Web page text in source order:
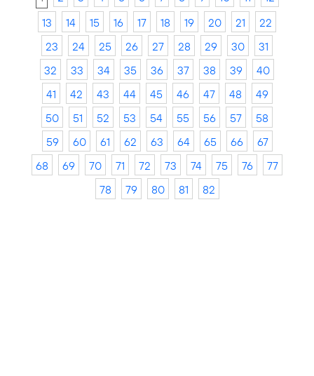
13
14 15 16 17 18 19 20 21
22
23
24 25 26 27 28 29 30
31
32
33 34 35 36 37 38 39
40
41
42 43 44 45 46 47 48
49
50
51 52 53 54 55 56 57
58
59
60 61 62 63 64 65 66
67
68
69 70 71 72 73 74 75 76
77
78
79 80 81 82